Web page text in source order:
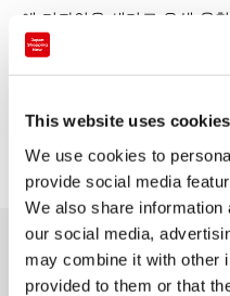
This website uses cookies
We use cookies to
provide social media
We also share
our social media,
may combine it with other
provided to them or that
에 디자인을 새기고 유색 옻
행해집니다. 이를 진킨 기법
된 금속 장식 칠을 합니다.
의 식기가 생산됩니다.
와지마 칠기（상세 페이지）
관련 숍